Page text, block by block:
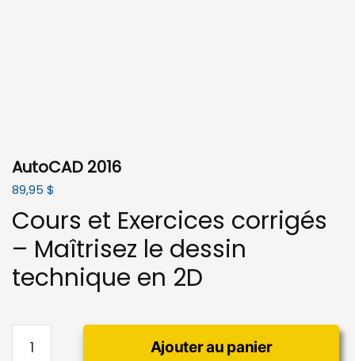
AutoCAD 2016
89,95 $
Cours et Exercices corrigés
– Maîtrisez le dessin
technique en 2D
Ajouter au panier